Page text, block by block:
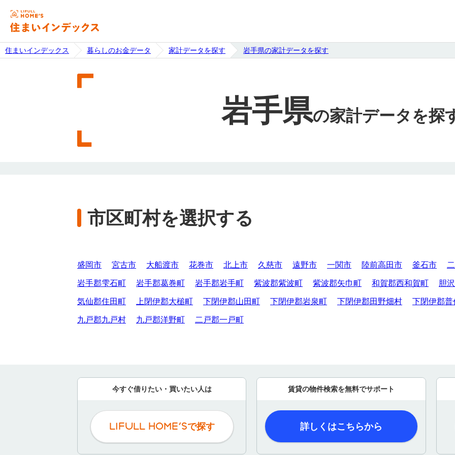
住まいインデックス 暮らしのお金データ 家計データを探す 岩手県の家計データを探す
岩手県の家計データを探
市区町村を選択する
盛岡市 宮古市 大船渡市 花巻市 北上市 久慈市 遠野市 一関市 陸前高田市 釜石市
岩手郡雫石町
岩手郡葛巻町 岩手郡岩手町 紫波郡紫波町 紫波郡矢巾町 和賀郡西和賀町 胆
気仙郡住田町
上閉伊郡大槌町 下閉伊郡山田町 下閉伊郡岩泉町 下閉伊郡田野畑村 下閉伊郡普
九戸郡九戸村
九戸郡洋野町 二戸郡一戸町
今すぐ借りたい・買いたい人は
LIFULL HOME'Sで探す
賃貸の物件検索を無料でサポート
詳しくはこちらから